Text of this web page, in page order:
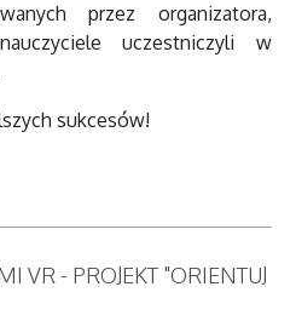
przez organizatora,
uczestniczyli w
sukcesów!
VR - PROJEKT "ORIENTUJ